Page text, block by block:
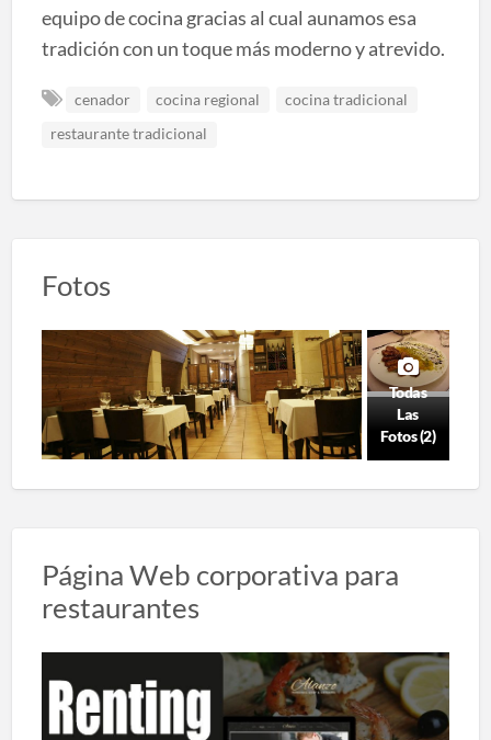
equipo de cocina gracias al cual aunamos esa
tradición con un toque más moderno y atrevido.
cenador cocina regional
cocina tradicional
restaurante tradicional
Fotos
Todas
Las
Fotos (2)
Página Web corporativa para
restaurantes